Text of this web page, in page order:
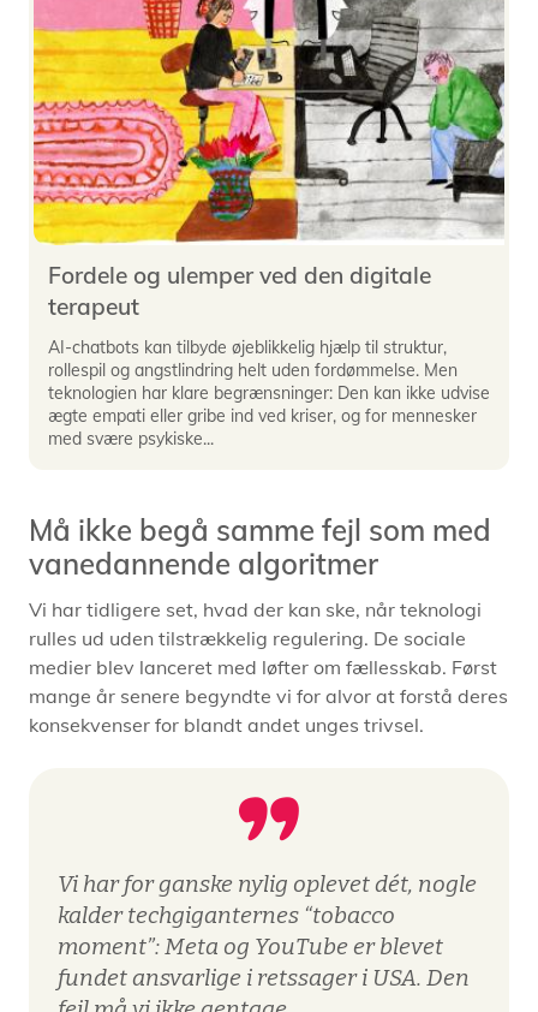
Fordele og ulemper ved den digitale
terapeut
AI-chatbots kan tilbyde øjeblikkelig hjælp til struktur,
rollespil og angstlindring helt uden fordømmelse. Men
teknologien har klare begrænsninger: Den kan ikke udvise
ægte empati eller gribe ind ved kriser, og for mennesker
med svære psykiske...
Må ikke begå samme fejl som med
vanedannende algoritmer
Vi har tidligere set, hvad der kan ske, når teknologi
rulles ud uden tilstrækkelig regulering. De sociale
medier blev lanceret med løfter om fællesskab. Først
mange år senere begyndte vi for alvor at forstå deres
konsekvenser for blandt andet unges trivsel.
Vi har for ganske nylig oplevet dét, nogle
kalder techgiganternes “tobacco
moment”: Meta og YouTube er blevet
fundet ansvarlige i retssager i USA. Den